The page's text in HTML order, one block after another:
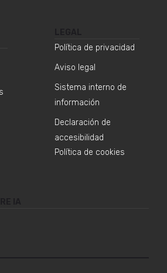
Política de privacidad
Aviso legal
Sistema interno de
información
Declaración de
accesibilidad
Política de cookies